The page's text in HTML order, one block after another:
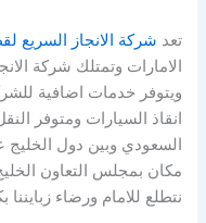
تعد شركة الانجاز السريع
الامارات وتمتلك شركة
ويتوفر خدمات اضافية
انقاذ السيارات ومتوفر
السعودي وبين دول
مكان بمجلس التعاون
نتطلع للامام ورضاء